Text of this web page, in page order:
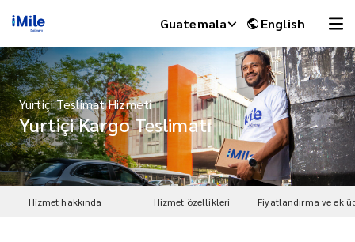
Guatemala English
Yurtiçi Teslimat Hizmeti
Yurtiçi Kargo Teslimatı
Hizmet hakkında Hizmet özellikleri Fiyatlandırma ve ek